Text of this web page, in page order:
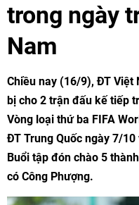
trong ngày
Nam
Chiều nay (16/9), ĐT Việt
bị cho 2 trận đấu kế tiếp
Vòng loại thứ ba FIFA
ĐT Trung Quốc ngày 7/
Buổi tập đón chào 5
có Công Phượng.